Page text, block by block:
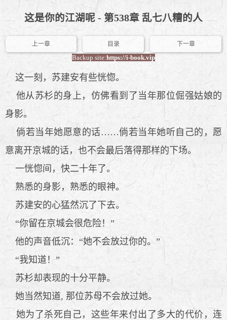
这是你的江湖呢 - 第538章 乱七八糟的人
上一章 目录 下一章
Backup site:https://i-book.vip
这一刻，苏建安有些恍惚。
他从苏杉的身上，仿佛看到了当年那位倔强姑娘的
身影。
倘若当年她愿意的话……倘若当年她听自己的，愿
意离开京城的话，也不会最后落得那样的下场。
一恍惚间，快二十年了。
熟悉的身影，熟悉的眼神。
苏建安的心猛然沉了下去。
“你留在京城会很危险！”
他的声音低沉：“她不会放过你的。”
“我知道！”
苏杉却表现的十分平静。
她当然知道, 那位苏母不会放过她。
她为了杀死自己，这些年来付出了多大的代价，连